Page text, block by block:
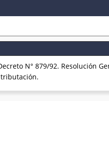
N° 879/92. Resolución